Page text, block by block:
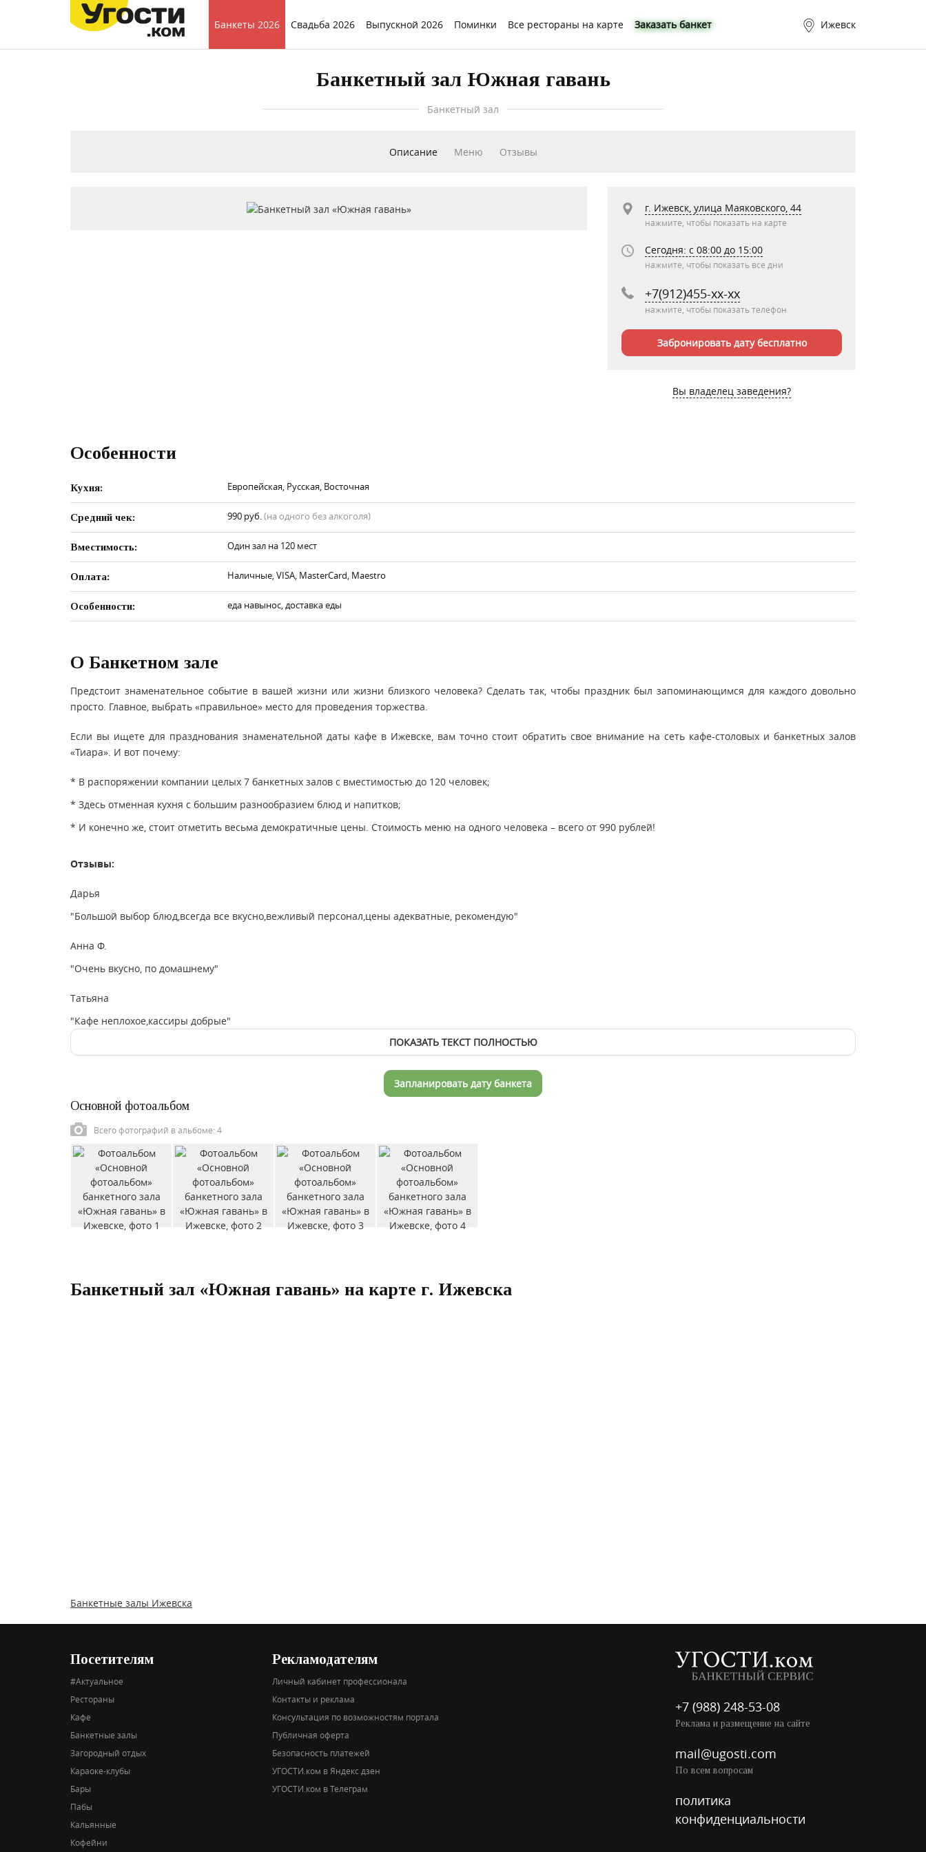
Банкеты 2026 Свадьба 2026 Выпускной 2026 Поминки Все рестораны на карте Заказать банкет Ижевск
Банкетный зал Южная гавань
Банкетный зал
Описание Меню Отзывы
г. Ижевск, улица Маяковского, 44
нажмите, чтобы показать на карте
Сегодня: c 08:00 до 15:00
нажмите, чтобы показать все дни
+7(912)455-xx-xx
нажмите, чтобы показать телефон
Забронировать дату бесплатно
Вы владелец заведения?
Особенности
Кухня: Европейская, Русская, Восточная
Средний чек: 990 руб.(на одного без алкоголя)
Вместимость: Один зал на 120 мест
Оплата: Наличные, VISA, MasterCard, Maestro
Особенности: еда навынос, доставка еды
О Банкетном зале
Предстоит знаменательное событие в вашей жизни или жизни близкого человека? Сделать так, чтобы праздник был запоминающимся для каждого довольно
просто. Главное, выбрать «правильное» место для проведения торжества.
Если вы ищете для празднования знаменательной даты кафе в Ижевске, вам точно стоит обратить свое внимание на сеть кафе-столовых и банкетных залов
«Тиара». И вот почему:
* В распоряжении компании целых 7 банкетных залов с вместимостью до 120 человек;
* Здесь отменная кухня с большим разнообразием блюд и напитков;
* И конечно же, стоит отметить весьма демократичные цены. Стоимость меню на одного человека – всего от 990 рублей!
Отзывы:
Дарья
"Большой выбор блюд,всегда все вкусно,вежливый персонал,цены адекватные, рекомендую"
Анна Ф.
"Очень вкусно, по домашнему"
Татьяна
"Кафе неплохое,кассиры добрые"
ПОКАЗАТЬ ТЕКСТ ПОЛНОСТЬЮ
Запланировать дату банкета
Основной фотоальбом
Всего фотографий в альбоме: 4
Банкетный зал «Южная гавань» на карте г. Ижевска
Банкетные залы Ижевска
Посетителям
#Актуальное
Рестораны
Кафе
Банкетные залы
Загородный отдых
Караоке-клубы
Бары
Пабы
Кальянные
Кофейни
Рекламодателям
Личный кабинет профессионала
Контакты и реклама
Консультация по возможностям портала
Публичная оферта
Безопасность платежей
УГОСТИ.ком в Яндекс дзен
УГОСТИ.ком в Телеграм
+7 (988) 248-53-08
Реклама и размещение на сайте
mail@ugosti.com
По всем вопросам
политика
конфиденциальности